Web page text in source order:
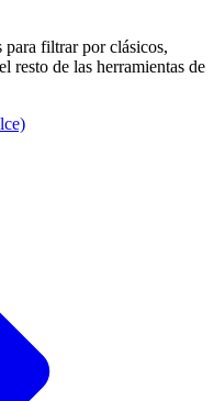
para filtrar por clásicos,
resto de las herramientas de